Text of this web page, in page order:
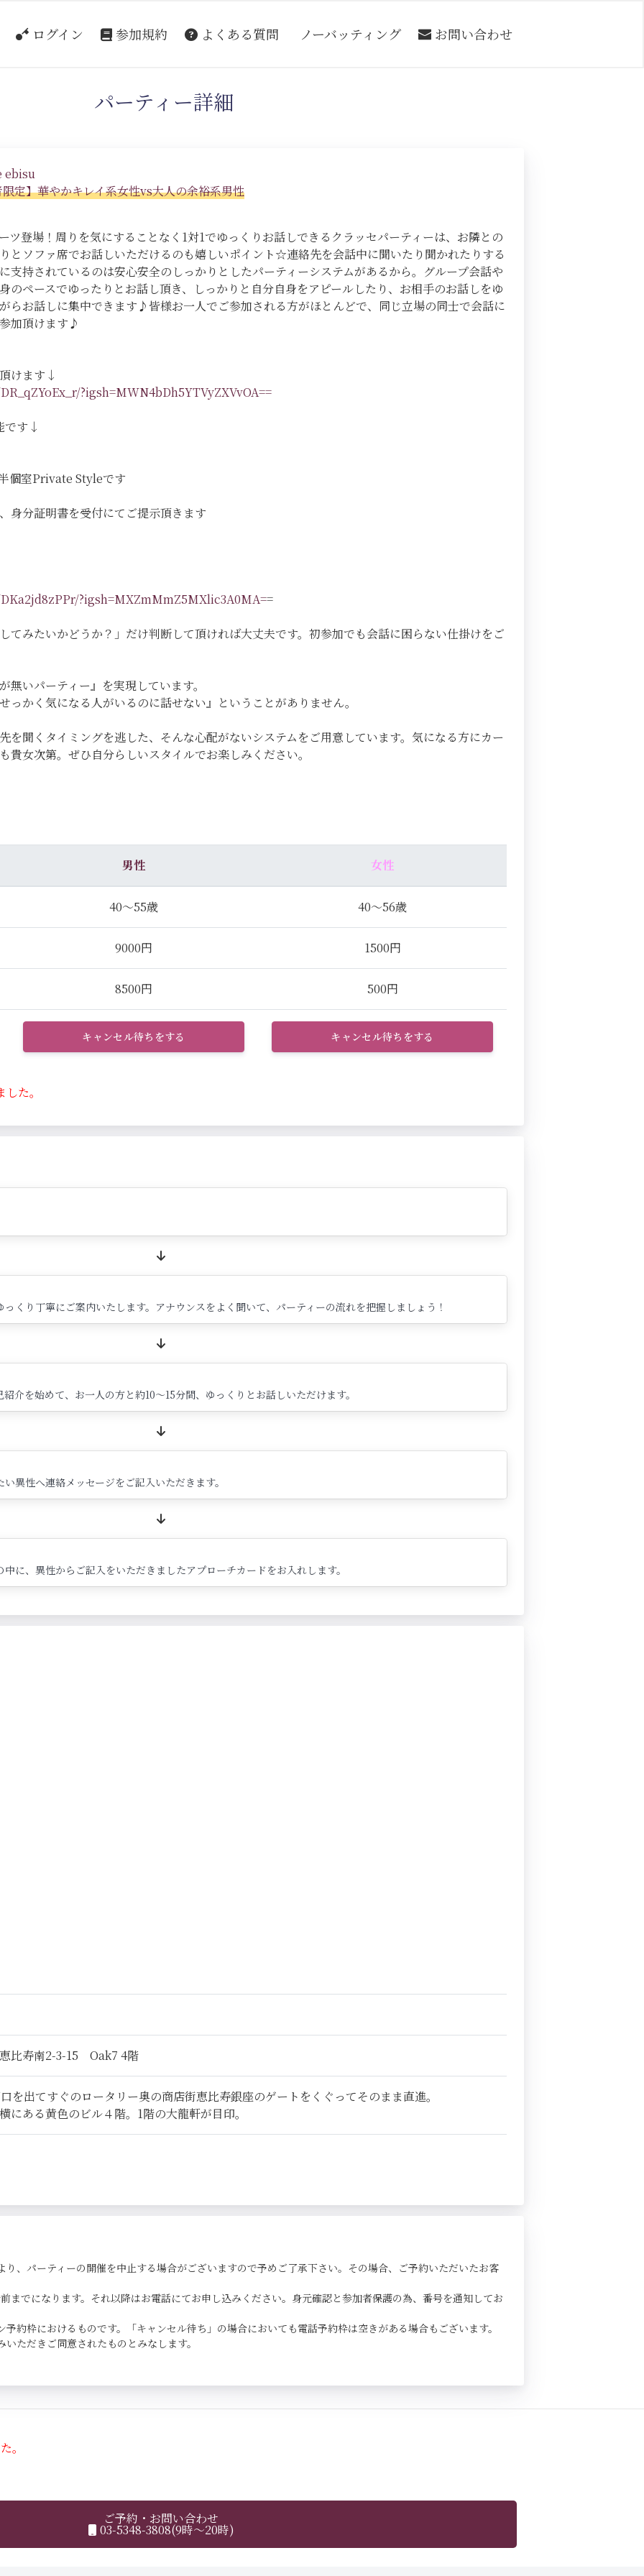
ログイン 参加規約 よくある質問 ノーバッティング お問い合わせ
パーティー詳細
ebisu
定】華やかキレイ系女性vs大人の余裕系男性
ツ登場！周りを気にすることなく1対1でゆっくりお話しできるクラッセパーティーは、お隣との
とソファ席でお話しいただけるのも嬉しいポイント☆連絡先を会話中に聞いたり聞かれたりする
支持されているのは安心安全のしっかりとしたパーティーシステムがあるから。グループ会話や
のペースでゆったりとお話し頂き、しっかりと自分自身をアピールしたり、お相手のお話しをゆ
らお話しに集中できます♪皆様お一人でご参加される方がほとんどで、同じ立場の同士で会話に
加頂けます♪
けます↓
?igsh=MWN4bDh5YTVyZXVvOA==
です↓
個室Private Styleです
身分証明書を受付にてご提示頂きます
?igsh=MXZmMmZ5MXlic3A0MA==
てみたいかどうか？」だけ判断して頂ければ大丈夫です。初参加でも会話に困らない仕掛けをご
いパーティー』を実現しています。
っかく気になる人がいるのに話せない』ということがありません。
を聞くタイミングを逃した、そんな心配がないシステムをご用意しています。気になる方にカー
貴女次第。ぜひ自分らしいスタイルでお楽しみください。
男性 女性
40～55歳 40～56歳
9000円 1500円
8500円 500円
キャンセル待ちをする キャンセル待ちをする
た。
くり丁寧にご案内いたします。アナウンスをよく聞いて、パーティーの流れを把握しましょう！
介を始めて、お一人の方と約10～15分間、ゆっくりとお話しいただけます。
異性へ連絡メッセージをご記入いただきます。
に、異性からご記入をいただきましたアプローチカードをお入れします。
比寿南2-3-15 Oak7 4階
を出てすぐのロータリー奥の商店街恵比寿銀座のゲートをくぐってそのまま直進。
にある黄色のビル４階。1階の大龍軒が目印。
、パーティーの開催を中止する場合がございますので予めご了承下さい。その場合、ご予約いただいたお客
でになります。それ以降はお電話にてお申し込みください。身元確認と参加者保護の為、番号を通知してお
約枠におけるものです。「キャンセル待ち」の場合においても電話予約枠は空きがある場合もございます。
ただきご同意されたものとみなします。
。
ご予約・お問い合わせ
03-5348-3808(9時～20時)